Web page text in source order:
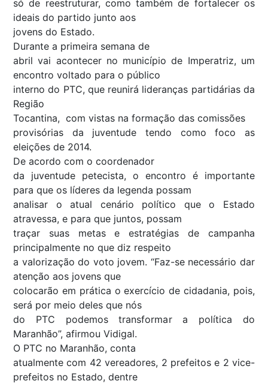
só de reestruturar, como também de fortalecer os
ideais do partido junto aos
jovens do Estado.
Durante a primeira semana de
abril vai acontecer no município de Imperatriz, um
encontro voltado para o público
interno do PTC, que reunirá lideranças partidárias da
Região
Tocantina, com vistas na formação das comissões
provisórias da juventude tendo como foco as
eleições de 2014.
De acordo com o coordenador
da juventude petecista, o encontro é importante
para que os líderes da legenda possam
analisar o atual cenário político que o Estado
atravessa, e para que juntos, possam
traçar suas metas e estratégias de campanha
principalmente no que diz respeito
a valorização do voto jovem. “Faz-se necessário dar
atenção aos jovens que
colocarão em prática o exercício de cidadania, pois,
será por meio deles que nós
do PTC podemos transformar a política do
Maranhão”, afirmou Vidigal.
O PTC no Maranhão, conta
atualmente com 42 vereadores, 2 prefeitos e 2 vice-
prefeitos no Estado, dentre